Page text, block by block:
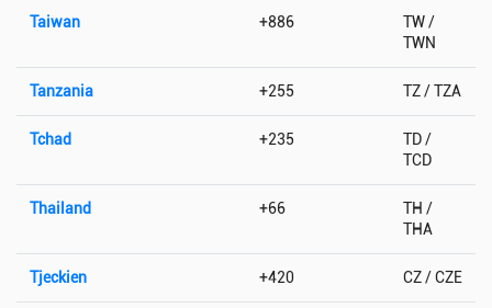
Taiwan +886
TW /
TWN
Tanzania +255 TZ / TZA
Tchad +235
TD /
TCD
Thailand +66
TH /
THA
Tjeckien +420 CZ / CZE